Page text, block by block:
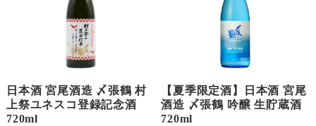
日本酒 宮尾酒造 〆張鶴 村
上祭ユネスコ登録記念酒
720ml
【夏季限定酒】日本酒 宮尾
酒造 〆張鶴 吟醸 生貯蔵酒
720ml